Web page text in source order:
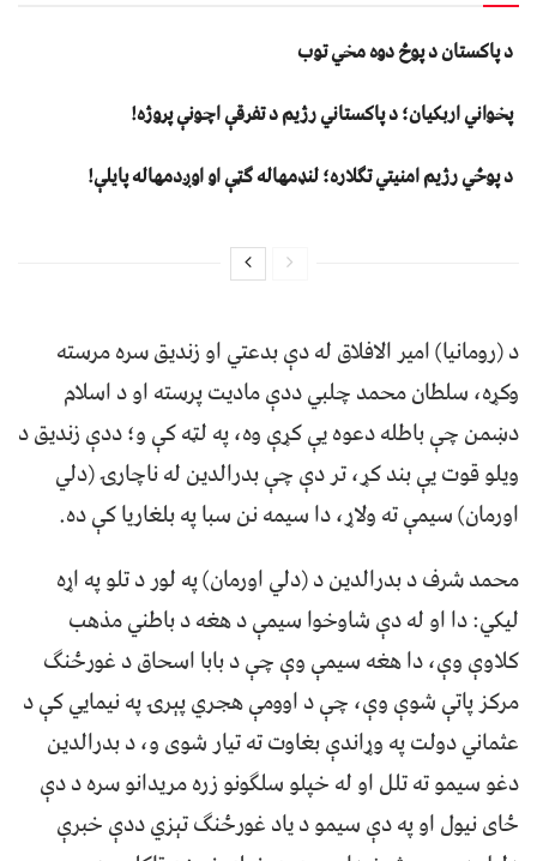
د پاکستان د پوځ دوه مخي توب
پخواني اربکیان؛ د پاکستاني رژیم د تفرقې اچونې پروژه!
د پوځي رژیم امنیتي تګلاره؛ لنډمهاله ګټې او اوږدمهاله پایلې!
د (رومانيا) امير الافلاق له دې بدعتي او زندیق سره مرسته
وکړه، سلطان محمد چلبي ددې ماديت پرسته او د اسلام
دښمن چې باطله دعوه يې کړې وه، په لټه کې و؛ ددې زندیق د
ويلو قوت يې بند کړ، تر دې چې بدرالدين له ناچارۍ (دلي
اورمان) سیمې ته ولاړ، دا سیمه نن سبا په بلغاريا کې ده.
محمد شرف د بدرالدين د (دلي اورمان) په لور د تلو په اړه
ليکي: دا او له دې شاوخوا سيمې د هغه د باطني مذهب
کلاوې وې، دا هغه سيمې وې چې د بابا اسحاق د غورځنگ
مرکز پاتې شوې وې، چې د اوومې هجري پېرۍ په نيمايي کې د
عثماني دولت په وړاندې بغاوت ته تیار شوی و، د بدرالدین
دغو سيمو ته تلل او له خپلو سلگونو زره مریدانو سره د دې
ځای نیول او په دې سیمو د یاد غورځنگ تېزي ددې خبرې